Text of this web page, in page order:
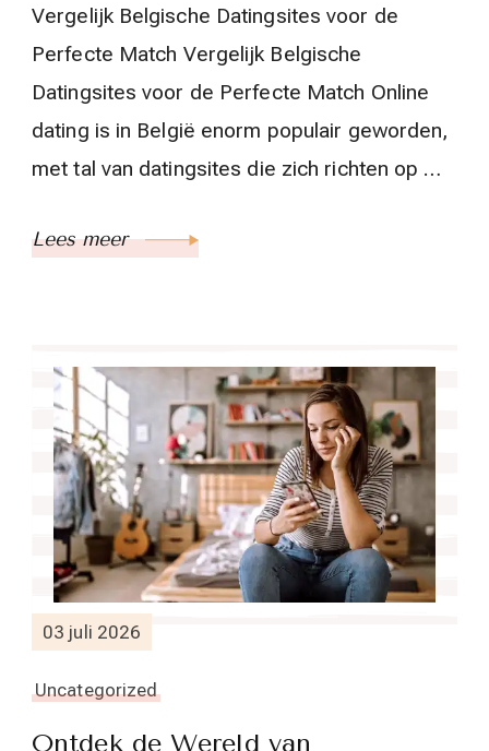
Vergelijk Belgische Datingsites voor de
Perfecte Match Vergelijk Belgische
Datingsites voor de Perfecte Match Online
dating is in België enorm populair geworden,
met tal van datingsites die zich richten op …
Lees meer
03 juli 2026
Uncategorized
Ontdek de Wereld van